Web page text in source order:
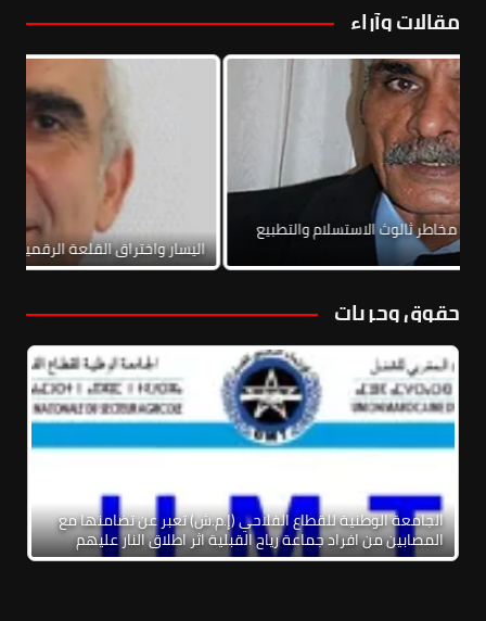
مقالات وآراء
اليسار
الإطاري الخاص بلبنان: مخاطر ثالوث الاستسلام والتطبيع
الأهلية
حقوق وحريات
الجامعة الوطنية للقطاع الفلاحي (إ.م.ش) تعبر عن تضامنها مع
المصابين من افراد جماعة رياح القبلية اثر اطلاق النار عليهم